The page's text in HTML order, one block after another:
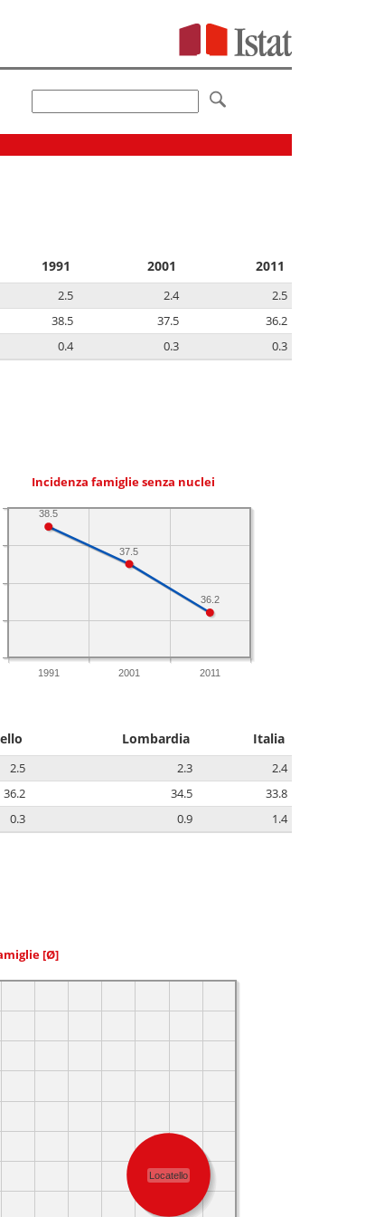
1991 2001 2011
2.5 2.4
2.5
38.5 37.5
36.2
0.4 0.3 0.3
Incidenza famiglie senza nuclei
1991 2001 2011
36.2
37.5
38.5
Lombardia Italia
2.5 2.3
2.4
36.2 34.5
33.8
0.3 0.9 1.4
[Ø]
Locatello